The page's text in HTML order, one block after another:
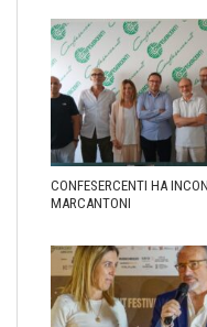
CONFESERCENTI HA
MARCANTONI